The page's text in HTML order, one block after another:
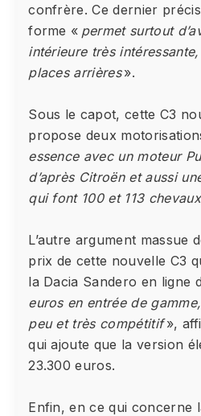
confrère. Ce dernier
forme « permet surtout
intérieure très
places arrières».
Sous le capot, cette C3
propose deux
essence avec un moteur
d’après Citroën et aussi
qui font 100 et 113
L’autre argument massue
prix de cette nouvelle C3
la Dacia Sandero en ligne
euros en entrée de
peu et très compétitif»,
qui ajoute que la version
23.300 euros.
Enfin, en ce qui concerne